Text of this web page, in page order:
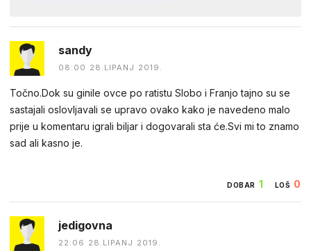
sandy
08:00 28.LIPANJ 2019.
Točno.Dok su ginile ovce po ratistu Slobo i Franjo tajno su se
sastajali oslovljavali se upravo ovako kako je navedeno malo
prije u komentaru igrali biljar i dogovarali sta će.Svi mi to znamo
sad ali kasno je.
DOBAR 1 LOŠ 0
jedigovna
22:06 28.LIPANJ 2019.